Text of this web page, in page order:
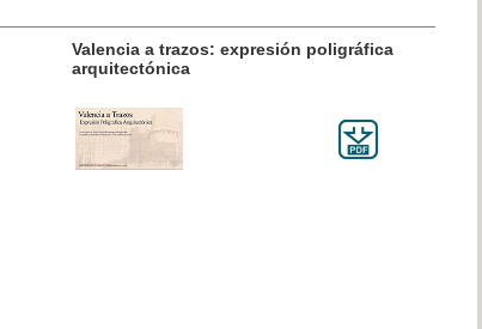
Valencia a trazos: expresión poligráfica
arquitectónica